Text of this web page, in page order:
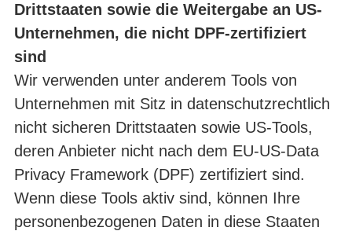
Drittstaaten sowie die Weitergabe an US-
Unternehmen, die nicht DPF-zertifiziert
sind
Wir verwenden unter anderem Tools von
Unternehmen mit Sitz in datenschutzrechtlich
nicht sicheren Drittstaaten sowie US-Tools,
deren Anbieter nicht nach dem EU-US-Data
Privacy Framework (DPF) zertifiziert sind.
Wenn diese Tools aktiv sind, können Ihre
personenbezogenen Daten in diese Staaten